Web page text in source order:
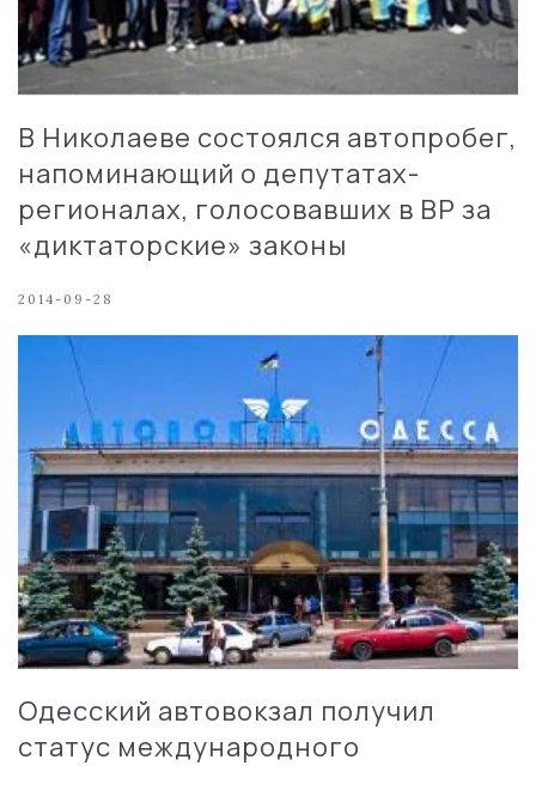
В Николаеве состоялся автопробег,
напоминающий о депутатах-
регионалах, голосовавших в ВР за
«диктаторские» законы
2014-09-28
Одесский автовокзал получил
статус международного